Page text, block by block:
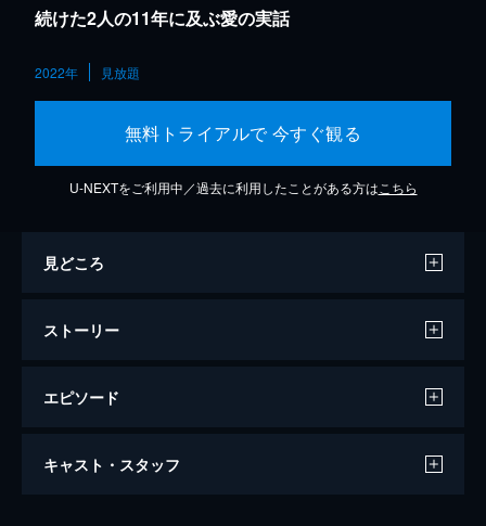
続けた2人の11年に及ぶ愛の実話
2022年 見放題
無料トライアルで 今すぐ観る
U-NEXTをご利用中／過去に利用したことがある方は こちら
見どころ
ストーリー
エピソード
ラーゲリより愛を込めて
キャスト・スタッフ